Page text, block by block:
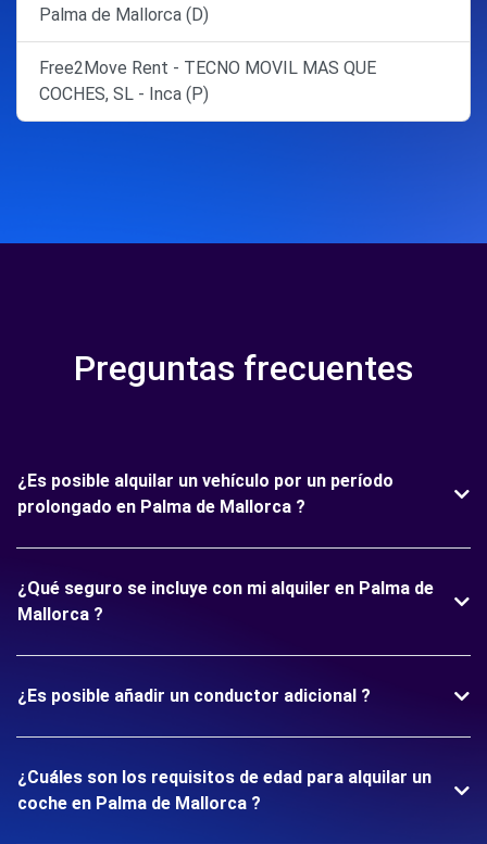
Palma de Mallorca (D)
Free2Move Rent - TECNO MOVIL MAS QUE
COCHES, SL - Inca (P)
Preguntas frecuentes
¿Es posible alquilar un vehículo por un período
prolongado en Palma de Mallorca ?
¿Qué seguro se incluye con mi alquiler en Palma de
Mallorca ?
¿Es posible añadir un conductor adicional ?
¿Cuáles son los requisitos de edad para alquilar un
coche en Palma de Mallorca ?